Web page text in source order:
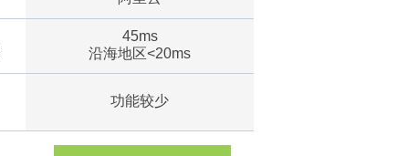
45ms
沿海地区<20ms
功能较少